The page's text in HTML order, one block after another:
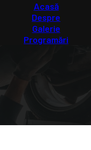
Acasă
Despre
Galerie
Programări